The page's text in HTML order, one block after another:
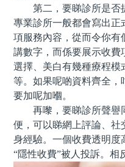
第二，要睇診所是否提
專業診所一般都會寫出正
項服務內容，從而令你
講數字，而係要展示收
選擇、美白有幾種療程
等。如果呢啲資料齊全
要加呢加嗰。
再嚟，要睇診所聲譽
便，可以睇網上評論、社
身經驗。一個收費透明度
“隱性收費”被人投訴。相